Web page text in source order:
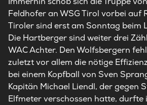
Feldhofer an WSG Tirol vorbei auf
Tiroler sind erst am Sonntag beim
Die Hartbergersind weiter drei
WAC Achter. DenWolfsbergern
zuletzt vor allem die nötige
bei einem Kopfball von Sven
Kapitän Michael Liendl, der gegen
Elfmeter verschossen hatte, durfte